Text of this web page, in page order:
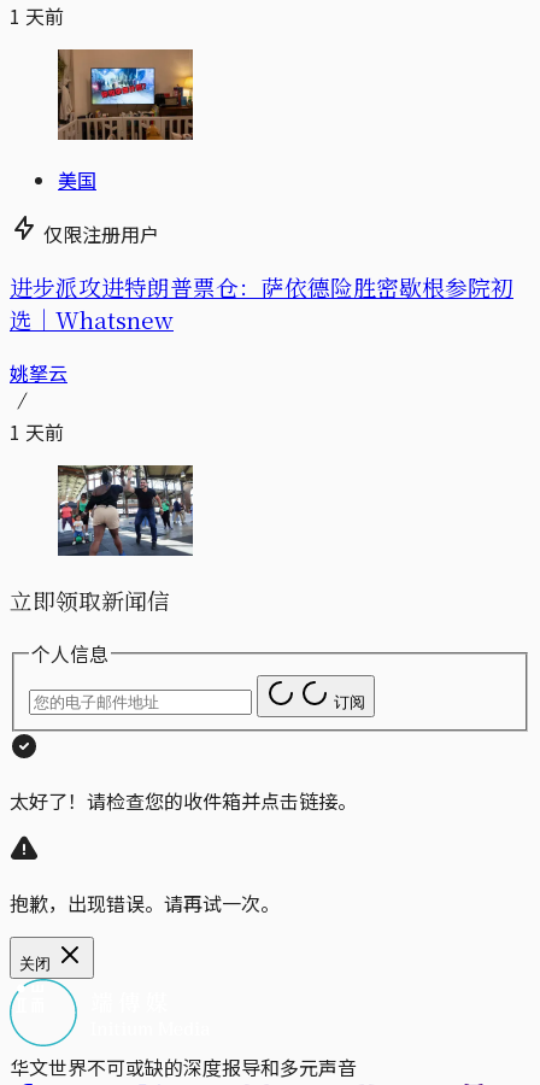
1 天前
美国
仅限注册用户
进步派攻进特朗普票仓：萨依德险胜密歇根参院初
选｜Whatsnew
姚拏云
1 天前
立即领取新闻信
个人信息
订阅
太好了！请检查您的收件箱并点击链接。
抱歉，出现错误。请再试一次。
关闭
华文世界不可或缺的深度报导和多元声音